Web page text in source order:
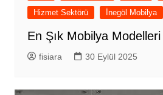
Hizmet Sektörü
İnegöl Mobilya
En Şık Mobilya Modelleri
fisiara 30 Eylül 2025